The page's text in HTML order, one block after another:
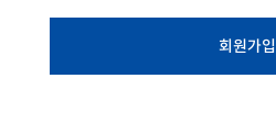
회원가입